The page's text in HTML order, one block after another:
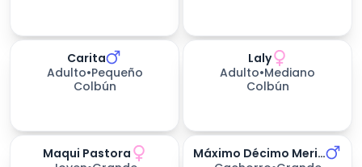
días esperando
Carita
Adulto•Pequeño
Colbún
días esperando
Laly
Adulto•Mediano
Colbún
días esperando
Maqui Pastora
410días esperando Máximo Décimo Meridio (max)